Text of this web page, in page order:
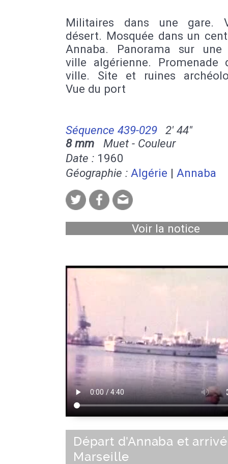
Militaires dans une gare.
désert. Mosquée dans un
Annaba. Panorama sur une
ville algérienne. Promenade
ville. Site et ruines
Vue du port
Séquence 439-029
2' 44''
8 mm Muet - Couleur
Date : 1960
Géographie : Algérie | Annaba
Voir la notice
Départ d'Annaba et
Marseille